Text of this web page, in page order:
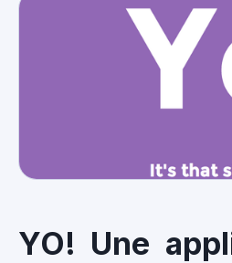
YO! Une